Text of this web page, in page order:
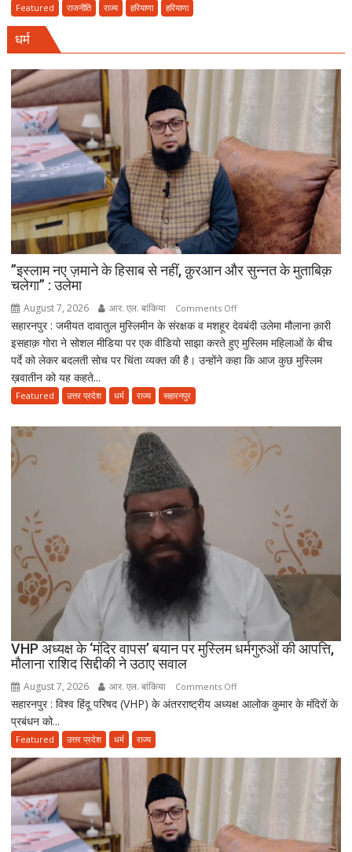
महोत्सव,
बोले-
हरियाली
हमारी
व्यक्तिगत
जिम्मेदारी
Featured राजनीति राज्य हरियाणा हरियाणा
धर्म
”इस्लाम नए ज़माने के हिसाब से नहीं, क़ुरआन और सुन्नत के मुताबिक़
चलेगा” : उलेमा
August 7, 2026 आर. एल. बांकिया Comments Offon
”इस्लाम
नए
ज़माने
नहीं,
क़ुरआन
और
उलेमा
सहारनपुर : जमीयत दावातुल मुस्लिमीन के संरक्षक व मशहूर देवबंदी उलेमा मौलाना क़ारी
इसहाक़ गोरा ने सोशल मीडिया पर एक वीडियो साझा करते हुए मुस्लिम महिलाओं के बीच
पर्दे को लेकर बदलती सोच पर चिंता व्यक्त की है। उन्होंने कहा कि आज कुछ मुस्लिम
ख़वातीन को यह कहते...
Featured उत्तर प्रदेश धर्म राज्य सहारनपुर
VHP अध्यक्ष के ‘मंदिर वापस’ बयान पर मुस्लिम धर्मगुरुओं की आपत्ति,
मौलाना राशिद सिद्दीकी ने उठाए सवाल
August 7, 2026 आर. एल. बांकिया Comments Offon
VHP
‘मंदिर
बयान
मुस्लिम
धर्मगुरुओं
सहारनपुर : विश्व हिंदू परिषद (VHP) के अंतरराष्ट्रीय अध्यक्ष आलोक कुमार के मंदिरों के
प्रबंधन को...
Featured उत्तर प्रदेश धर्म राज्य